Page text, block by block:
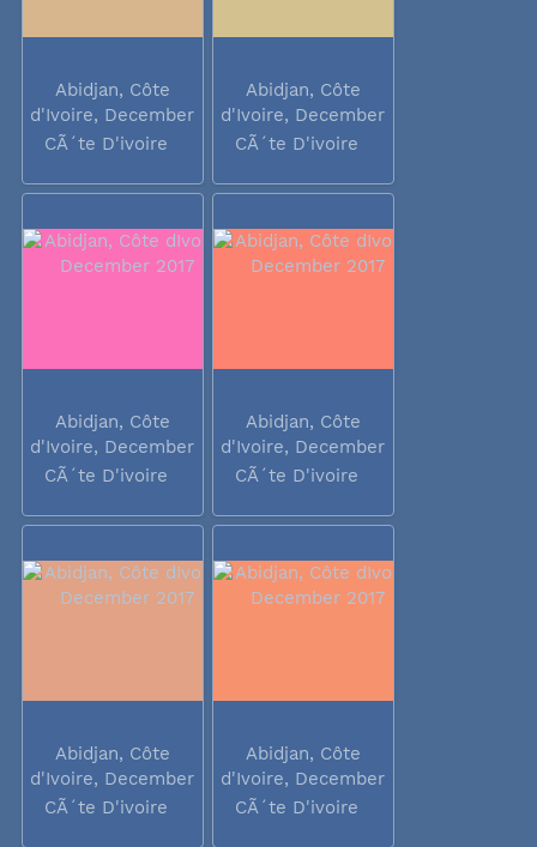
Abidjan, Côte
d'Ivoire, December
2017
CÃ´te D'ivoire
Abidjan, Côte
d'Ivoire, December
2017
CÃ´te D'ivoire
Abidjan, Côte
d'Ivoire, December
2017
CÃ´te D'ivoire
Abidjan, Côte
d'Ivoire, December
2017
CÃ´te D'ivoire
Abidjan, Côte
d'Ivoire, December
2017
CÃ´te D'ivoire
Abidjan, Côte
d'Ivoire, December
2017
CÃ´te D'ivoire